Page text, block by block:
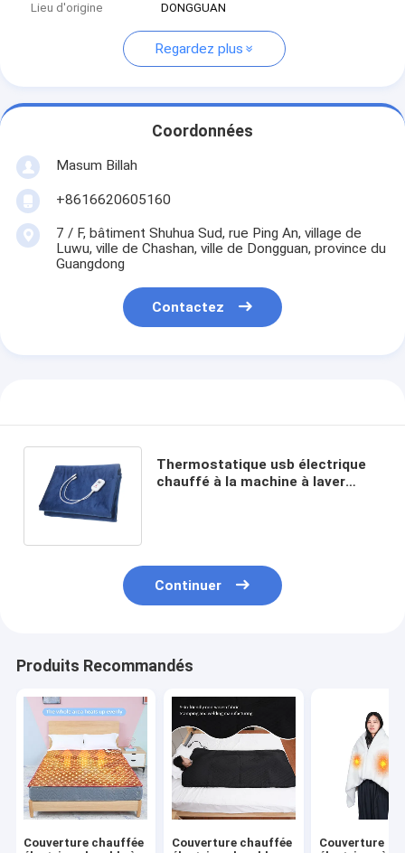
Lieu d'origine
DONGGUAN
Regardez plus
Coordonnées
Masum Billah
+8616620605160
7 / F, bâtiment Shuhua Sud, rue Ping An, village de
Luwu, ville de Chashan, ville de Dongguan, province du
Guangdong
Contactez
Thermostatique usb électrique
chauffé à la machine à laver
Continuer
Produits Recommandés
Couverture chauffée
Couverture chauffée
Couverture